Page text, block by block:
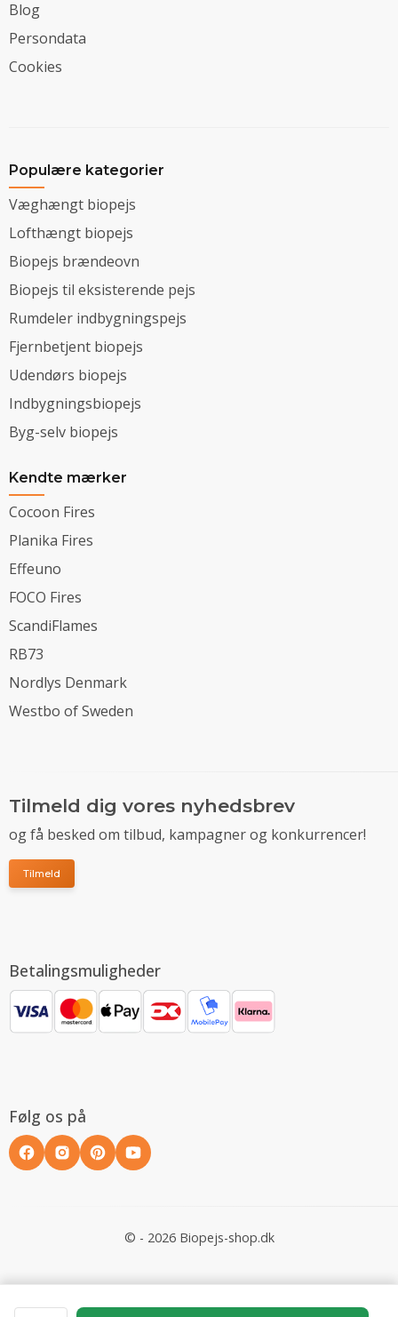
Blog
Persondata
Cookies
Populære kategorier
Væghængt biopejs
Lofthængt biopejs
Biopejs brændeovn
Biopejs til eksisterende pejs
Rumdeler indbygningspejs
Fjernbetjent biopejs
Udendørs biopejs
Indbygningsbiopejs
Byg-selv biopejs
Kendte mærker
Cocoon Fires
Planika Fires
Effeuno
FOCO Fires
ScandiFlames
RB73
Nordlys Denmark
Westbo of Sweden
Tilmeld dig vores nyhedsbrev
og få besked om tilbud, kampagner og konkurrencer!
Tilmeld
Betalingsmuligheder
Følg os på
© - 2026 Biopejs-shop.dk